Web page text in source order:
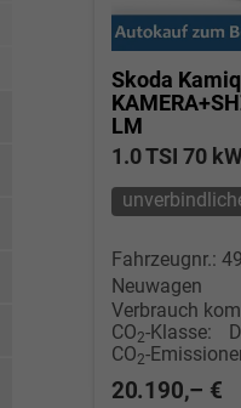
Skoda Kamiq
LM
1.0 TSI 70
Fahrzeugnr.:
Neuwagen
Verbrauch
CO2-Klasse:
D
CO2-
20.190,– €